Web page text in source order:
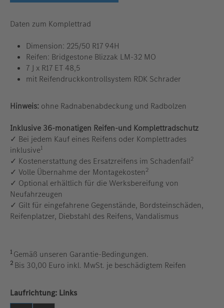
Daten zum Komplettrad
Dimension: 225/50 R17 94H
Reifen: Bridgestone Blizzak LM-32 MO
7 J x R17 ET 48,5
mit Reifendruckkontrollsystem RDK Schrader
Hinweis: ohne Radnabenabdeckung und Radbolzen
Inklusive 36-monatigen Reifen-und Komplettradschutz
✓ Bei jedem Kauf eines Reifens oder Komplettrades
inklusive1
✓ Kostenerstattung des Ersatzreifens im Schadenfall2
✓ Volle Übernahme der Montagekosten2
✓ Optional erhältlich für die Werksbereifung von
Neufahrzeugen
✓ Gilt für eingefahrene Gegenstände, Bordsteinschäden,
Reifenplatzer, Diebstahl des Reifens, Vandalismus
1Gemäß unseren Garantie-Bedingungen.
2 Bis 30,00 Euro inkl. MwSt. je beschädigtem Reifen
Laufrichtung:auswählen
Links